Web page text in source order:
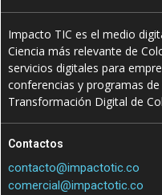
Impacto TIC es el medio
Ciencia más relevante de
servicios digitales para
conferencias y programas
Transformación Digital de
Contactos
contacto@impactotic.co
comercial@impactotic.co